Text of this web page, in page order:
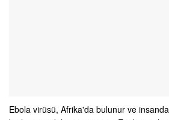
Ebola virüsü, Afrika'da bulunur ve